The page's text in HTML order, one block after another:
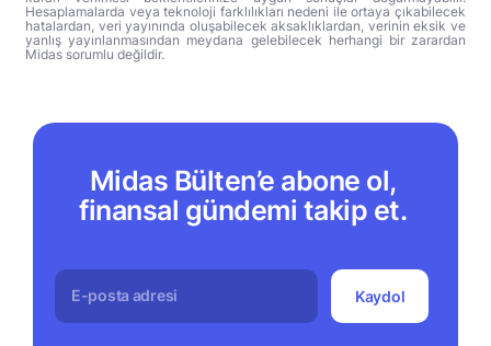
Hesaplamalarda veya teknoloji farklılıkları nedeni ile ortaya çıkabilecek
hatalardan, veri yayınında oluşabilecek aksaklıklardan, verinin eksik ve
yanlış yayınlanmasından meydana gelebilecek herhangi bir zarardan
Midas sorumlu değildir.
Midas Bülten’e abone ol,
finansal gündemi takip et.
Kaydol